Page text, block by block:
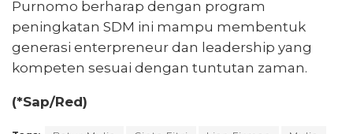
Purnomo berharap dengan program
peningkatan SDM ini mampu membentuk
generasi enterpreneur dan leadership yang
kompeten sesuai dengan tuntutan zaman.
(*Sap/Red)